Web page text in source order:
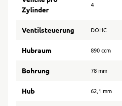
Zylinder
4
Ventilsteuerung DOHC
Hubraum 890 ccm
Bohrung 78 mm
Hub 62,1 mm